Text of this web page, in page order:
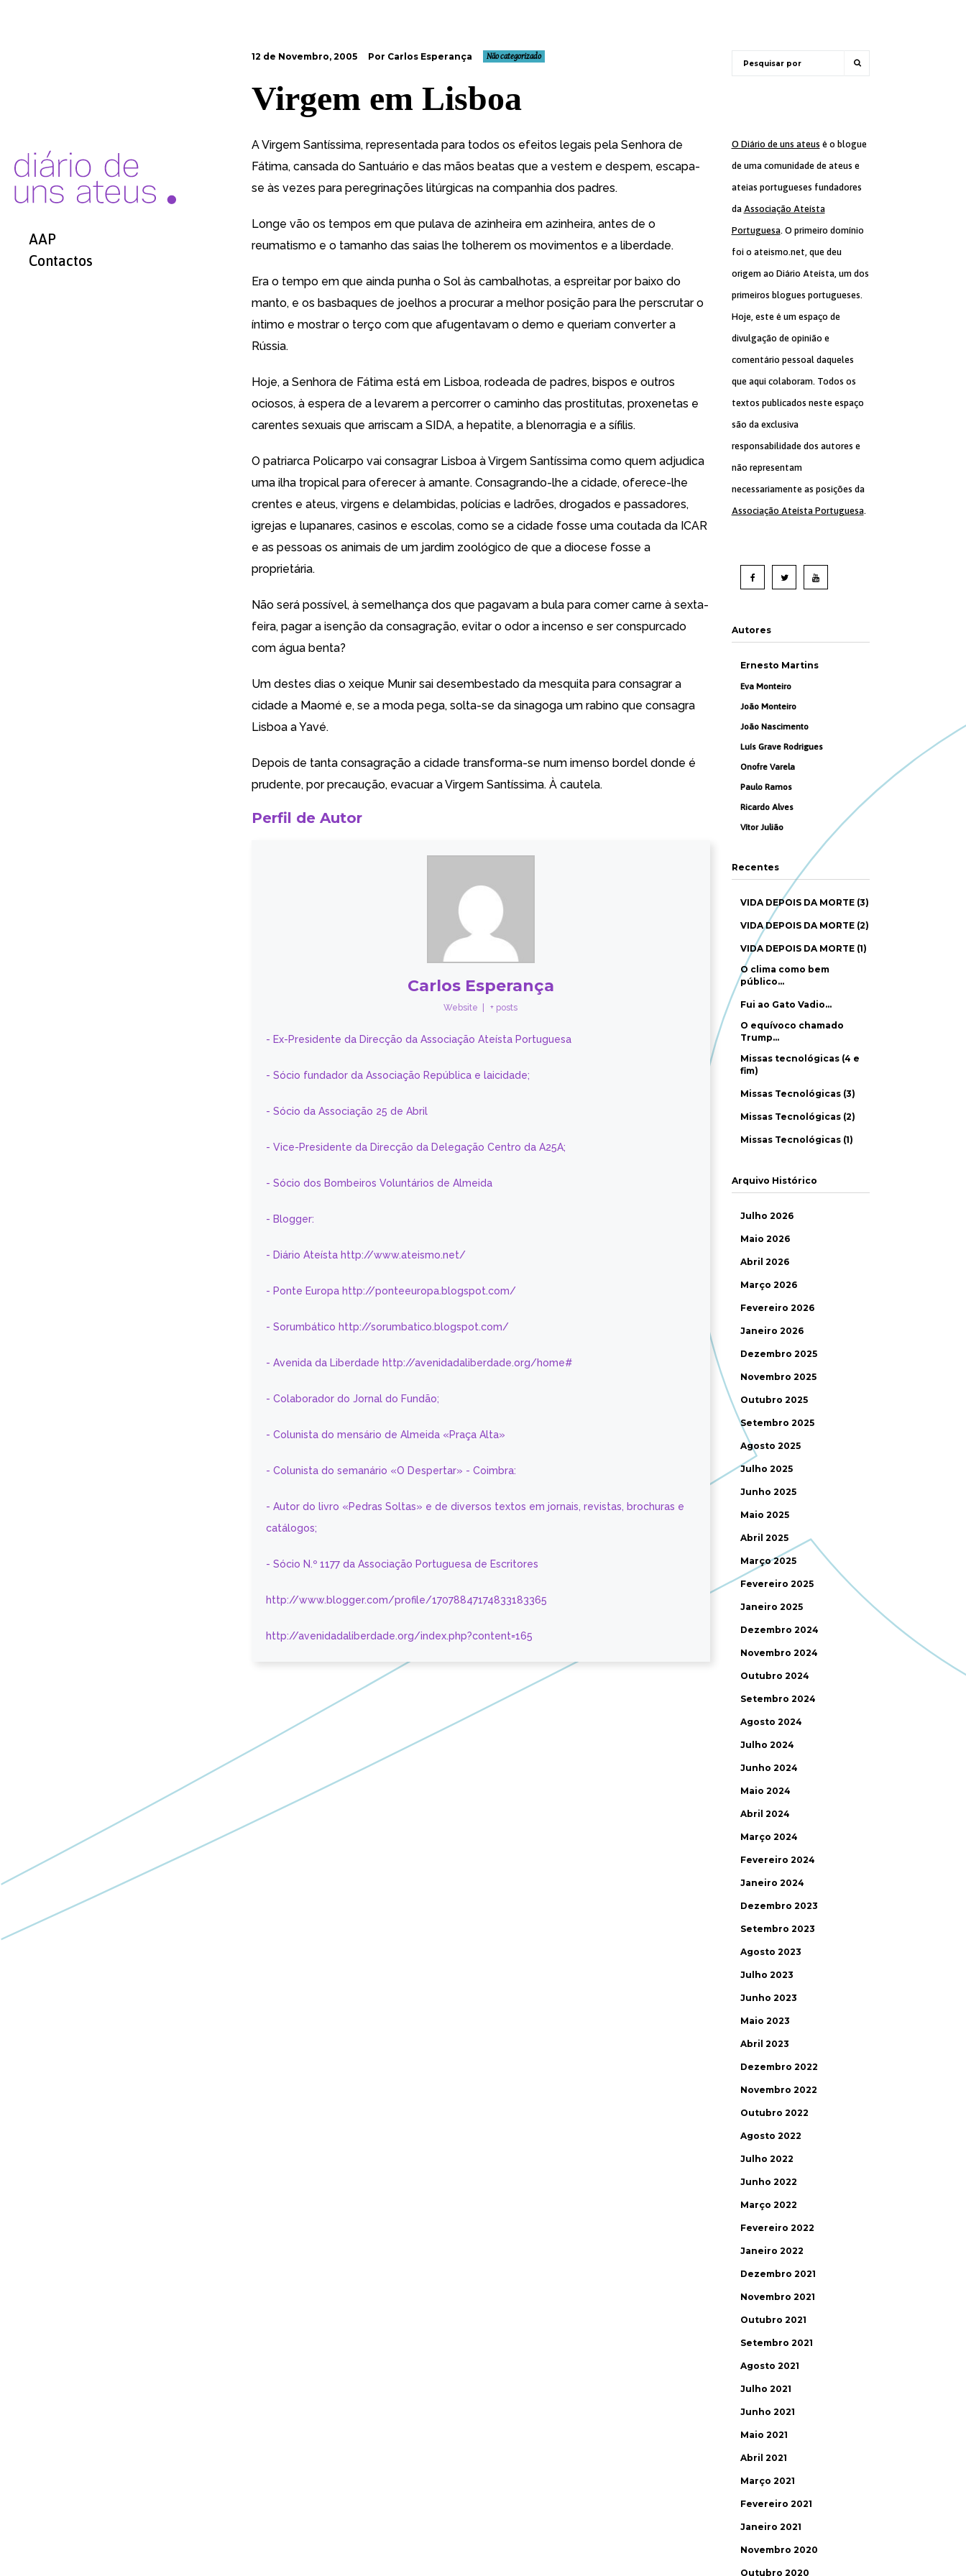
AAP
Contactos
12 de Novembro, 2005 Por Carlos Esperança Não categorizado
Virgem em Lisboa
A Virgem Santíssima, representada para todos os efeitos legais pela Senhora de
Fátima, cansada do Santuário e das mãos beatas que a vestem e despem, escapa-
se às vezes para peregrinações litúrgicas na companhia dos padres.
Longe vão os tempos em que pulava de azinheira em azinheira, antes de o
reumatismo e o tamanho das saias lhe tolherem os movimentos e a liberdade.
Era o tempo em que ainda punha o Sol às cambalhotas, a espreitar por baixo do
manto, e os basbaques de joelhos a procurar a melhor posição para lhe perscrutar o
íntimo e mostrar o terço com que afugentavam o demo e queriam converter a
Rússia.
Hoje, a Senhora de Fátima está em Lisboa, rodeada de padres, bispos e outros
ociosos, à espera de a levarem a percorrer o caminho das prostitutas, proxenetas e
carentes sexuais que arriscam a SIDA, a hepatite, a blenorragia e a sífilis.
O patriarca Policarpo vai consagrar Lisboa à Virgem Santíssima como quem adjudica
uma ilha tropical para oferecer à amante. Consagrando-lhe a cidade, oferece-lhe
crentes e ateus, virgens e delambidas, polícias e ladrões, drogados e passadores,
igrejas e lupanares, casinos e escolas, como se a cidade fosse uma coutada da ICAR
e as pessoas os animais de um jardim zoológico de que a diocese fosse a
proprietária.
Não será possível, à semelhança dos que pagavam a bula para comer carne à sexta-
feira, pagar a isenção da consagração, evitar o odor a incenso e ser conspurcado
com água benta?
Um destes dias o xeique Munir sai desembestado da mesquita para consagrar a
cidade a Maomé e, se a moda pega, solta-se da sinagoga um rabino que consagra
Lisboa a Yavé.
Depois de tanta consagração a cidade transforma-se num imenso bordel donde é
prudente, por precaução, evacuar a Virgem Santíssima. À cautela.
Perfil de Autor
Carlos Esperança
Website + posts
- Ex-Presidente da Direcção da Associação Ateísta Portuguesa
- Sócio fundador da Associação República e laicidade;
- Sócio da Associação 25 de Abril
- Vice-Presidente da Direcção da Delegação Centro da A25A;
- Sócio dos Bombeiros Voluntários de Almeida
- Blogger:
- Diário Ateísta http://www.ateismo.net/
- Ponte Europa http://ponteeuropa.blogspot.com/
- Sorumbático http://sorumbatico.blogspot.com/
- Avenida da Liberdade http://avenidadaliberdade.org/home#
- Colaborador do Jornal do Fundão;
- Colunista do mensário de Almeida «Praça Alta»
- Colunista do semanário «O Despertar» - Coimbra:
- Autor do livro «Pedras Soltas» e de diversos textos em jornais, revistas, brochuras e
catálogos;
- Sócio N.º 1177 da Associação Portuguesa de Escritores
http://www.blogger.com/profile/17078847174833183365
http://avenidadaliberdade.org/index.php?content=165
O Diário de uns ateus é o blogue
de uma comunidade de ateus e
ateias portugueses fundadores
da Associação Ateísta
Portuguesa. O primeiro domínio
foi o ateismo.net, que deu
origem ao Diário Ateísta, um dos
primeiros blogues portugueses.
Hoje, este é um espaço de
divulgação de opinião e
comentário pessoal daqueles
que aqui colaboram. Todos os
textos publicados neste espaço
são da exclusiva
responsabilidade dos autores e
não representam
necessariamente as posições da
Associação Ateísta Portuguesa.
Autores
Ernesto Martins
Eva Monteiro
João Monteiro
João Nascimento
Luís Grave Rodrigues
Onofre Varela
Paulo Ramos
Ricardo Alves
Vítor Julião
Recentes
VIDA DEPOIS DA MORTE (3)
VIDA DEPOIS DA MORTE (2)
VIDA DEPOIS DA MORTE (1)
O clima como bem
público…
Fui ao Gato Vadio…
O equívoco chamado
Trump…
Missas tecnológicas (4 e
fim)
Missas Tecnológicas (3)
Missas Tecnológicas (2)
Missas Tecnológicas (1)
Arquivo Histórico
Julho 2026
Maio 2026
Abril 2026
Março 2026
Fevereiro 2026
Janeiro 2026
Dezembro 2025
Novembro 2025
Outubro 2025
Setembro 2025
Agosto 2025
Julho 2025
Junho 2025
Maio 2025
Abril 2025
Março 2025
Fevereiro 2025
Janeiro 2025
Dezembro 2024
Novembro 2024
Outubro 2024
Setembro 2024
Agosto 2024
Julho 2024
Junho 2024
Maio 2024
Abril 2024
Março 2024
Fevereiro 2024
Janeiro 2024
Dezembro 2023
Setembro 2023
Agosto 2023
Julho 2023
Junho 2023
Maio 2023
Abril 2023
Dezembro 2022
Novembro 2022
Outubro 2022
Agosto 2022
Julho 2022
Junho 2022
Março 2022
Fevereiro 2022
Janeiro 2022
Dezembro 2021
Novembro 2021
Outubro 2021
Setembro 2021
Agosto 2021
Julho 2021
Junho 2021
Maio 2021
Abril 2021
Março 2021
Fevereiro 2021
Janeiro 2021
Novembro 2020
Outubro 2020